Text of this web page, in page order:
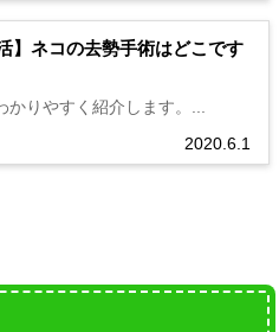
】ネコの去勢手術はどこです
2020.6.1
かりやすく紹介します。...